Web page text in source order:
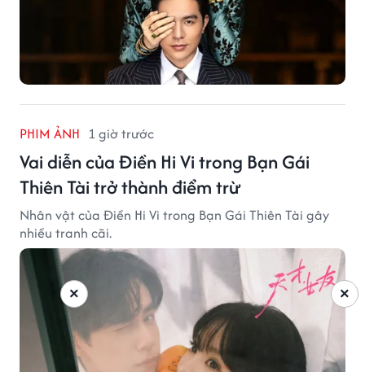
PHIM ẢNH 1 giờ trước
Vai diễn của Điền Hi Vi trong Bạn Gái
Thiên Tài trở thành điểm trừ
Nhân vật của Điền Hi Vi trong Bạn Gái Thiên Tài gây
nhiều tranh cãi.
×
×